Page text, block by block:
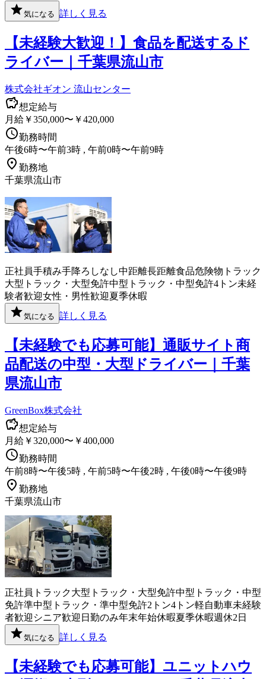
気になる 詳しく見る
【未経験大歓迎！】食品を配送するド
ライバー｜千葉県流山市
株式会社ギオン 流山センター
想定給与
月給￥350,000〜￥420,000
勤務時間
午後6時〜午前3時 , 午前0時〜午前9時
勤務地
千葉県流山市
正社員手積み手降ろしなし中距離長距離食品危険物 トラック
大型トラック・大型免許中型トラック・中型免許4トン未経
験者歓迎女性・男性歓迎夏季休暇
気になる 詳しく見る
【未経験でも応募可能】通販サイト商
品配送の中型・大型ドライバー｜千葉
県流山市
GreenBox株式会社
想定給与
月給￥320,000〜￥400,000
勤務時間
午前8時〜午後5時 , 午前5時〜午後2時 , 午後0時〜午後9時
勤務地
千葉県流山市
正社員 トラック大型トラック・大型免許中型トラック・中型
免許準中型トラック・準中型免許2トン4トン軽自動車未経験
者歓迎 シニア歓迎 日勤のみ年末年始休暇夏季休暇週休2日
気になる 詳しく見る
【未経験でも応募可能】ユニットハウ